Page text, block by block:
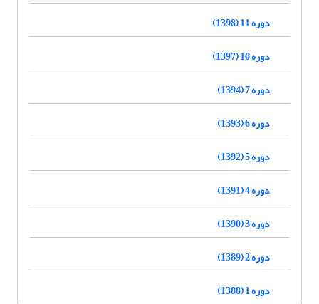
دوره 11 (1398)
دوره 10 (1397)
دوره 7 (1394)
دوره 6 (1393)
دوره 5 (1392)
دوره 4 (1391)
دوره 3 (1390)
دوره 2 (1389)
دوره 1 (1388)